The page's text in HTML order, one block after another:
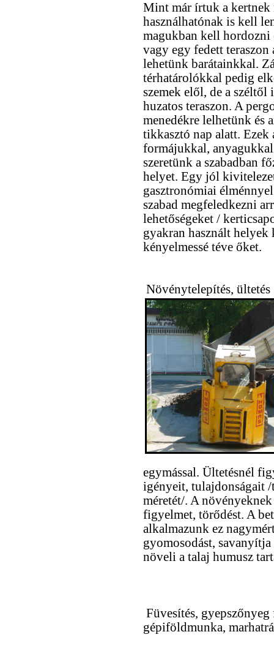
Mint már írtuk a kertnek
használhatónak is kell
magukban kell hordozni
vagy egy fedett
lehetünk barátainkkal.
térhatárolókkal pedig
szemek elől, de a
huzatos teraszon. A
menedékre lelhetünk és
tikkasztó nap alatt. Ezek
formájukkal,
szeretünk a szabadban
helyet. Egy jól
gasztronómiai
szabad megfeledkezni
lehetőségeket /
gyakran használt helyek
kényelmessé téve őket.
Növénytelepítés, ültetés
egymással. Ültetésnél
igényeit, tulajdonságait
méretét/. A
figyelmet, törődést. A
alkalmazunk ez
gyomosodást,
növeli a talaj humusz
Füvesítés,
gépiföldmunka,